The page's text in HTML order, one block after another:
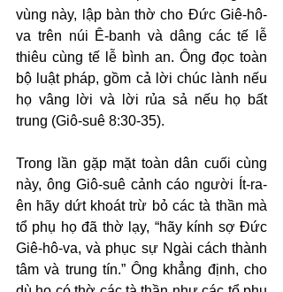
vùng này, lập bàn thờ cho Đức Giê-hô-
va trên núi Ê-banh và dâng các tế lễ
thiêu cùng tế lễ bình an. Ông đọc toàn
bộ luật pháp, gồm cả lời chúc lành nếu
họ vâng lời và lời rủa sả nếu họ bất
trung (Giô-suê 8:30-35).
Trong lần gặp mặt toàn dân cuối cùng
này, ông Giô-suê cảnh cáo người Ít-ra-
ên hãy dứt khoát trừ bỏ các tà thần mà
tổ phụ họ đã thờ lạy, “hãy kính sợ Đức
Giê-hô-va, và phục sự Ngài cách thành
tâm và trung tín.” Ông khẳng định, cho